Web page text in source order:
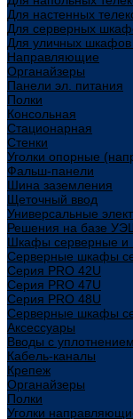
Для настенных
Для серверных
Для уличных
Направляющие
Органайзеры
Панели эл. питания
Полки
Консольная
Стационарная
Стенки
Уголки опорные
Фальш-панели
Шина заземления
Щеточный ввод
Универсальные
Решения на базе
Шкафы серверные и
Серверные шкафы
Серия PRO 42U
Серия PRO 47U
Серия PRO 48U
Серверные шкафы
Аксессуары
Вводы с уплотнением
Кабель-каналы
Крепеж
Органайзеры
Полки
Уголки